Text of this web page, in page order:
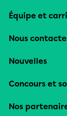
Équipe et
Nous
Nouvelles
Concours et
Nos